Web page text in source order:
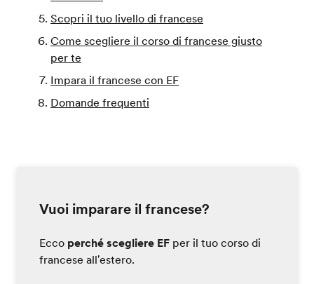
Scopri il tuo livello di francese
Come scegliere il corso di francese giusto
per te
Impara il francese con EF
Domande frequenti
Vuoi imparare il francese?
Ecco perché scegliere EF per il tuo corso di
francese all'estero.